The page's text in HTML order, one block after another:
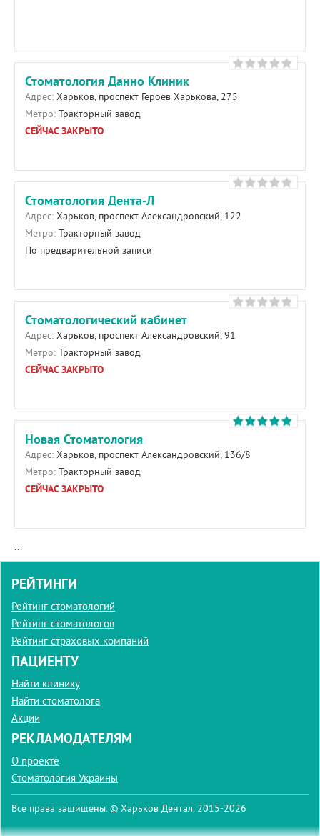
Стоматология Данно Клиник
Адрес: Харьков, проспект Героев Харькова, 275
Метро: Тракторный завод
СЕЙЧАС ЗАКРЫТО
Стоматология Дента-Л
Адрес: Харьков, проспект Александровский, 122
Метро: Тракторный завод
По предварительной записи
Стоматологический кабинет
Адрес: Харьков, проспект Александровский, 91
Метро: Тракторный завод
СЕЙЧАС ЗАКРЫТО
Новая Стоматология
Адрес: Харьков, проспект Александровский, 136/8
Метро: Тракторный завод
СЕЙЧАС ЗАКРЫТО
...
РЕЙТИНГИ
Рейтинг стоматологий
Рейтинг стоматологов
Рейтинг страховых компаний
ПАЦИЕНТУ
Найти клинику
Найти стоматолога
Акции
РЕКЛАМОДАТЕЛЯМ
О проекте
Стоматология Украины
Все права защищены. © Харьков Дентал, 2015-2026